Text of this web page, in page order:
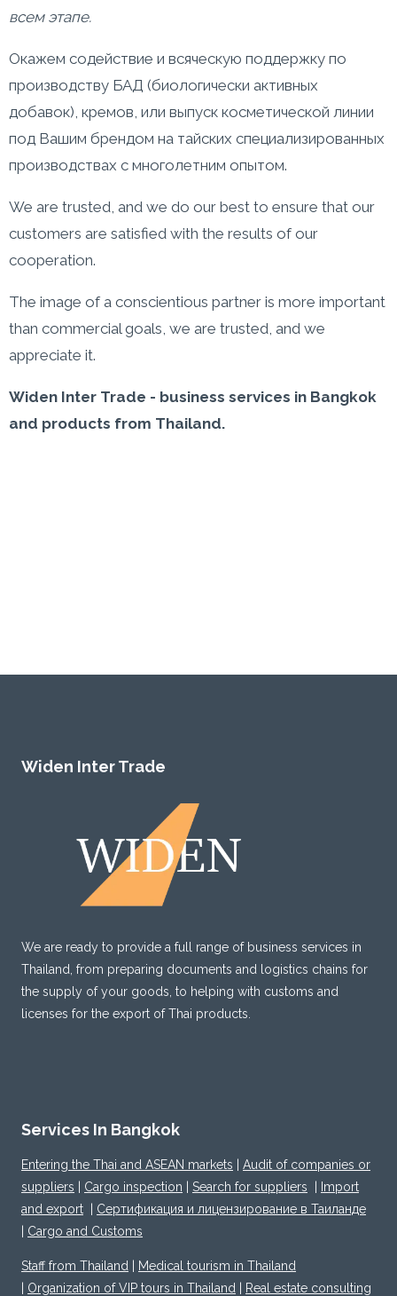
всем этапе.
Окажем содействие и всяческую поддержку по
производству БАД (биологически активных
добавок), кремов, или выпуск косметической линии
под Вашим брендом на тайских специализированных
производствах с многолетним опытом.
We are trusted, and we do our best to ensure that our
customers are satisfied with the results of our
cooperation.
The image of a conscientious partner is more important
than commercial goals, we are trusted, and we
appreciate it.
Widen Inter Trade - business services in Bangkok
and products from Thailand.
Widen Inter Trade
We are ready to provide a full range of business services in
Thailand, from preparing documents and logistics chains for
the supply of your goods, to helping with customs and
licenses for the export of Thai products.
Services In Bangkok
Entering the Thai and ASEAN markets
Audit of companies or
suppliers
Cargo inspection Search for suppliers
Import
and export
Сертификация и лицензирование в Таиланде
Cargo and Customs
Staff from Thailand
Medical tourism in Thailand
Organization of VIP tours in Thailand
Real estate consulting